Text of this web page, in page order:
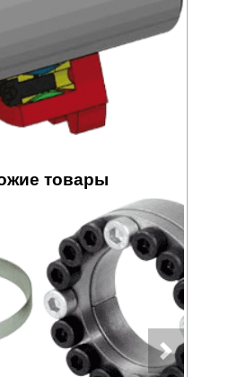
товары